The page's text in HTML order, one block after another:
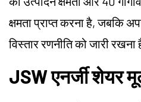
क्षमता प्राप्त करना है, जबकि
विस्तार रणनीति को जारी रखना
JSW एनर्जी शेयर